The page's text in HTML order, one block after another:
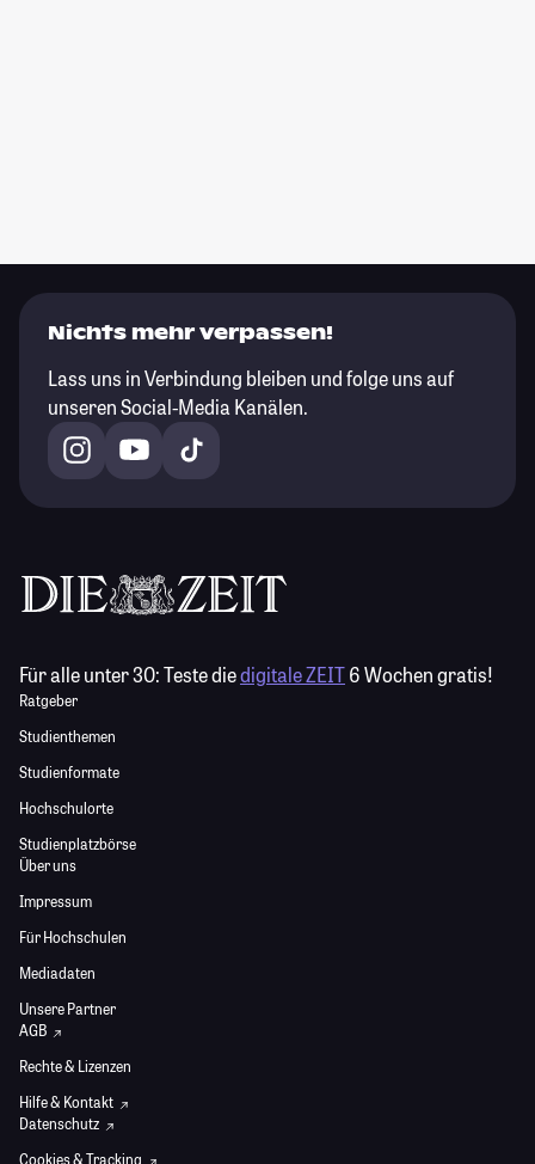
Nichts mehr verpassen!
Lass uns in Verbindung bleiben und folge uns auf
unseren Social-Media Kanälen.
Für alle unter 30:Teste diedigitale ZEIT6 Wochen gratis!
Ratgeber
Studienthemen
Studienformate
Hochschulorte
Studienplatzbörse
Über uns
Impressum
Für Hochschulen
Mediadaten
Unsere Partner
AGB
Rechte & Lizenzen
Hilfe & Kontakt
Datenschutz
Cookies & Tracking